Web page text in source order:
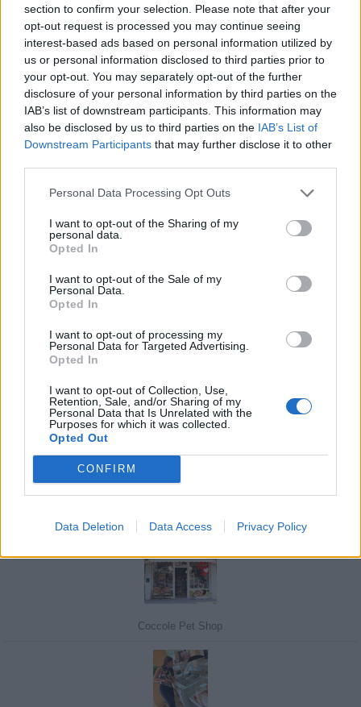
section to confirm your selection. Please note that after your
opt-out request is processed you may continue seeing
interest-based ads based on personal information utilized by
us or personal information disclosed to third parties prior to
your opt-out. You may separately opt-out of the further
disclosure of your personal information by third parties on the
IAB’s list of downstream participants. This information may
also be disclosed by us to third parties on the IAB’s List of
Downstream Participants that may further disclose it to other
Personal Data Processing Opt Outs
I want to opt-out of the Sharing of my
personal data.
Opted In
I want to opt-out of the Sale of my
Personal Data.
Opted In
I want to opt-out of processing my
Personal Data for Targeted Advertising.
Opted In
I want to opt-out of Collection, Use,
Retention, Sale, and/or Sharing of my
Personal Data that Is Unrelated with the
Purposes for which it was collected.
Opted Out
CONFIRM
Data Deletion Data Access Privacy Policy
Minősítés
Hogyan lehet minősített
kutyabarát helyed?
Megismerem
Javasolj egy kutyabarát helyet!
Coccole Pet Shop